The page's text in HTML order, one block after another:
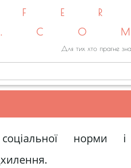
Для тих хто прагне
норми і